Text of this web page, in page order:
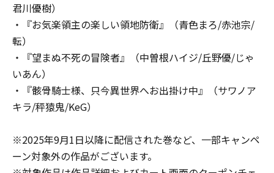
君川優樹）
・『お気楽領主の楽しい領地防衛』（青色まろ/赤池宗/
転）
・『望まぬ不死の冒険者』（中曽根ハイジ/丘野優/じゃ
いあん）
・『骸骨騎士様、只今異世界へお出掛け中』（サワノア
キラ/秤猿鬼/KeG）
※2025年9月1日以降に配信された巻など、一部キャンペ
ーン対象外の作品がございます。